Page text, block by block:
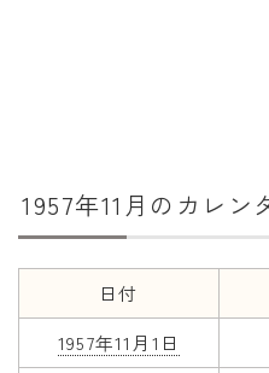
二十七宿
年齢と学年
年齢・干支
1957年11月のカレン
日付
1957年11月1日